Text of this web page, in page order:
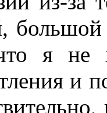
я не
и